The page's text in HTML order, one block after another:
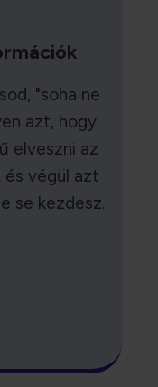
"soha ne
azt, hogy
elveszni az
végül azt
se kezdesz.